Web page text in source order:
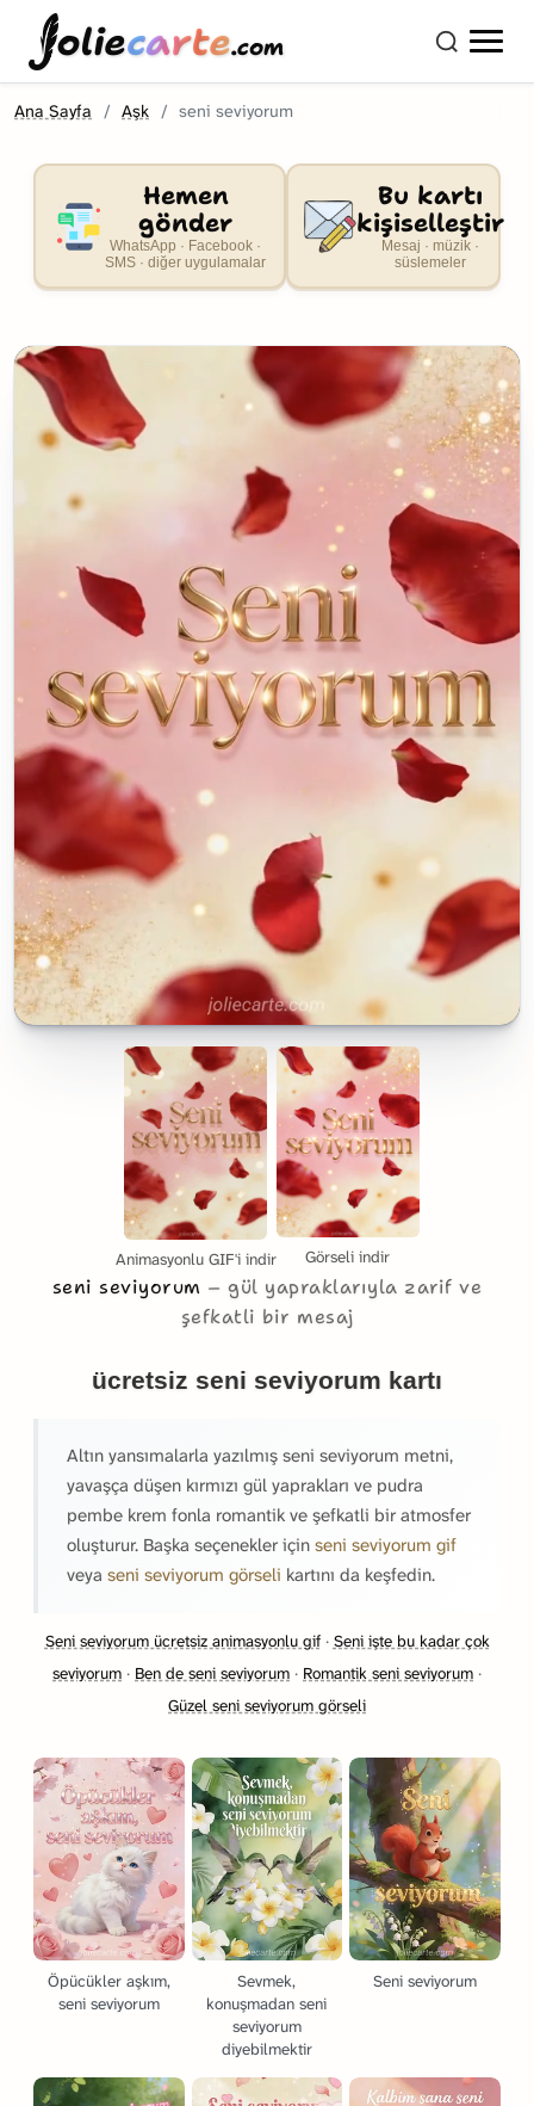
oliecarte.com
Ana Sayfa Aşk seni seviyorum
Hemen
gönder
WhatsApp · Facebook ·
SMS · diğer uygulamalar
Bu kartı
kişiselleştir
Mesaj · müzik ·
süslemeler
Animasyonlu GIF'i indir Görseli indir
seni seviyorum
gül yapraklarıyla zarif ve
şefkatli bir mesaj
ücretsiz seni seviyorum kartı
Altın yansımalarla yazılmış seni seviyorum metni,
yavaşça düşen kırmızı gül yaprakları ve pudra
pembe krem fonla romantik ve şefkatli bir atmosfer
oluşturur. Başka seçenekler için seni seviyorum gif
veya seni seviyorum görseli kartını da keşfedin.
Seni seviyorum ücretsiz animasyonlu gif· Seni işte bu kadar çok
seviyorum · Ben de seni seviyorum · Romantik seni seviyorum ·
Güzel seni seviyorum görseli
Öpücükler aşkım,
seni seviyorum
Sevmek,
konuşmadan seni
seviyorum
diyebilmektir
Seni seviyorum